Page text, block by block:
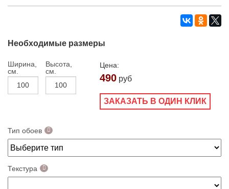
Необходимые размеры
Ширина,
см.
Высота,
см.
Цена:
490 руб
ЗАКАЗАТЬ В ОДИН КЛИК
Тип обоев
Текстура